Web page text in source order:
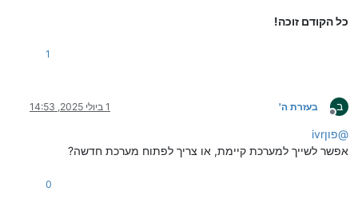
כל הקודם זוכה!
1
ב
מנותק
בעזרת ה' 1 ביולי 2025, 14:53
@ivrפון
אפשר לשייך למערכת קיימת, או צריך לפתוח מערכת חדשה?
0